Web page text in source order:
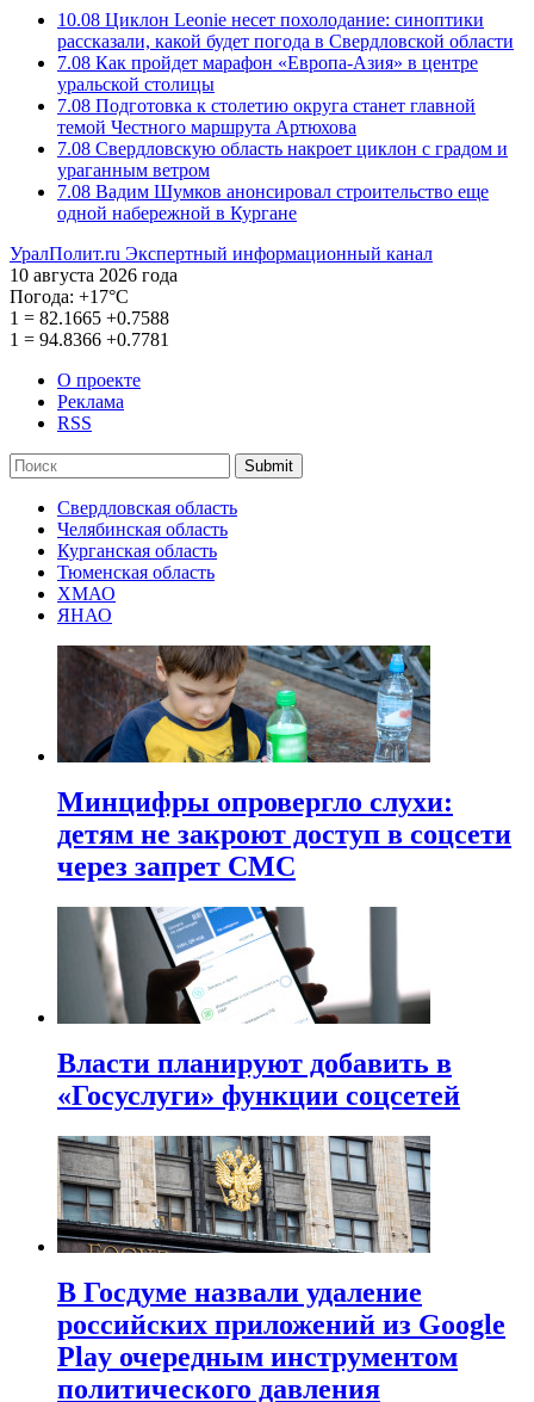
10.08 Циклон Leonie несет похолодание: синоптики
рассказали, какой будет погода в Свердловской области
7.08 Как пройдет марафон «Европа-Азия» в центре
уральской столицы
7.08 Подготовка к столетию округа станет главной
темой Честного маршрута Артюхова
7.08 Свердловскую область накроет циклон с градом и
ураганным ветром
7.08 Вадим Шумков анонсировал строительство еще
одной набережной в Кургане
УралПолит.ru Экспертный информационный канал
10 августа 2026 года
Погода: +17°С
1 = 82.1665 +0.7588
1 = 94.8366 +0.7781
О проекте
Реклама
RSS
Submit
Свердловская область
Челябинская область
Курганская область
Тюменская область
ХМАО
ЯНАО
Минцифры опровергло слухи:
детям не закроют доступ в соцсети
через запрет СМС
Власти планируют добавить в
«Госуслуги» функции соцсетей
В Госдуме назвали удаление
российских приложений из Google
Play очередным инструментом
политического давления